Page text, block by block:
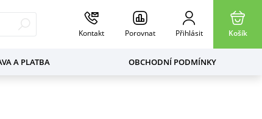
Kontakt Porovnat Přihlásit Košík
A PLATBA OBCHODNÍ PODMÍNKY